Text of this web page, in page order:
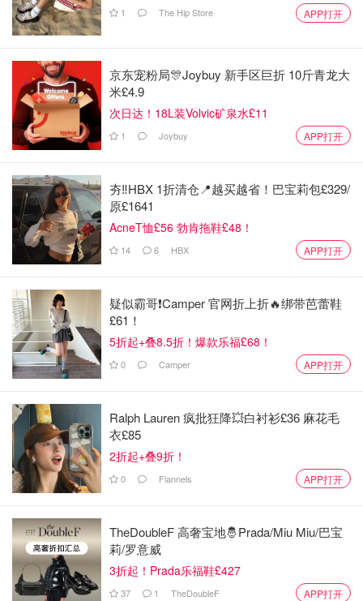
快快快让我看到各位的激情分享，金币奖励正向你飞奔而
*记得收藏本帖哇，精彩干货和评论全都在这里了
发@好友，好酒一块喝好肉一起吃！
有啥想问的问题也可尽情来提问，
说不准就能入选话题，大
-------------- 下 面 是 墙，等 你 来 上 --------------
1 The Hip Store APP打开
京东宠粉局🎊Joybuy 新手区巨折 10斤青龙大
米£4.9
次日达！18L装Volvic矿泉水£11
1 Joybuy APP打开
夯‼️HBX 1折清仓📍越买越省！巴宝莉包£329/
原£1641
AcneT恤£56 勃肯拖鞋£48！
14 6 HBX APP打开
疑似霸哥❗️Camper 官网折上折🔥绑带芭蕾鞋
£61！
5折起+叠8.5折！爆款乐福£68！
0 Camper APP打开
Ralph Lauren 疯批狂降💥白衬衫£36 麻花毛
衣£85
2折起+叠9折！
0 Flannels APP打开
TheDoubleF 高奢宝地🤴Prada/Miu Miu/巴宝
莉/罗意威
3折起！Prada乐福鞋£427
37 1 TheDoubleF APP打开